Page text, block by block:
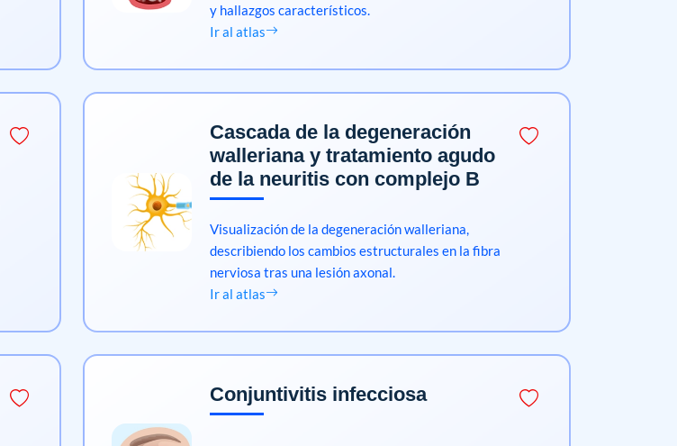
y hallazgos característicos.
Ir al atlas
Cascada de la degeneración
walleriana y tratamiento agudo
de la neuritis con complejo B
Visualización de la degeneración walleriana,
describiendo los cambios estructurales en la fibra
nerviosa tras una lesión axonal.
Ir al atlas
Conjuntivitis infecciosa